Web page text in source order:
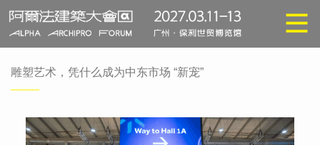
雕塑艺术，凭什么成为中东市场 “新宠”